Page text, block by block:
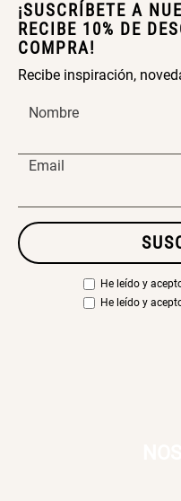
¡SUSCRÍBETE A
RECIBE 10% DE
COMPRA!
Recibe inspiración,
Nombre
Email
He leído y
He leído y